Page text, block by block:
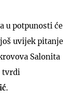
u potpunosti će
uvijek pitanje
Salonita
tvrdi
.